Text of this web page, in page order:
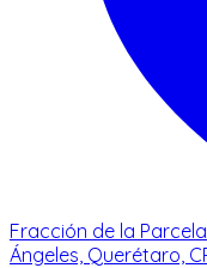
Fracción de la
Ángeles, Querétaro,